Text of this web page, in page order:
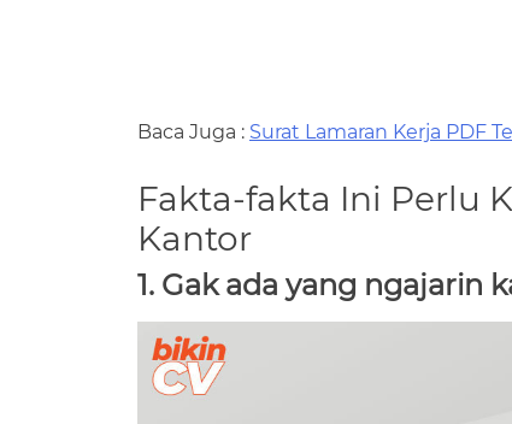
Baca Juga : Surat Lamaran Kerja PDF
Fakta-fakta Ini Perlu
Kantor
1. Gak ada yang ngajarin